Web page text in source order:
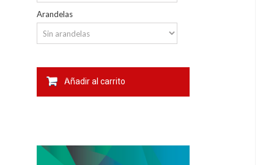
Arandelas
Añadir al carrito